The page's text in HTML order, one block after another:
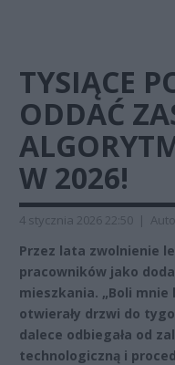
TYSIĄCE
ODDAĆ
W 2026!
4 stycznia 2026 22:50 |
Przez lata zwolnienie
pracowników jako
mieszkania. „Boli mnie
otwierały drzwi do
dalece odbiegała od
technologiczną i